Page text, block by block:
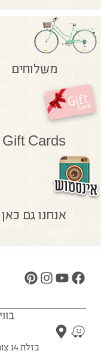
משלוחים
Gift Cards
אנחנו גם כאן
בזלת 14 צור יגאל, (ההגעה בתאום מראש)